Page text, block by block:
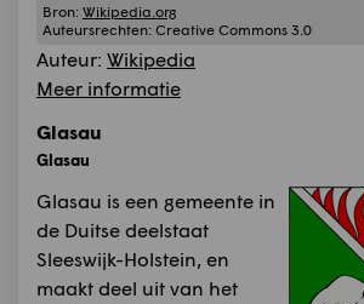
Bron: Wikipedia.org
Auteursrechten: Creative Commons 3.0
Auteur: Wikipedia
Meer informatie
Glasau
Glasau
Glasau is een gemeente in
de Duitse deelstaat
Sleeswijk-Holstein, en
maakt deel uit van het